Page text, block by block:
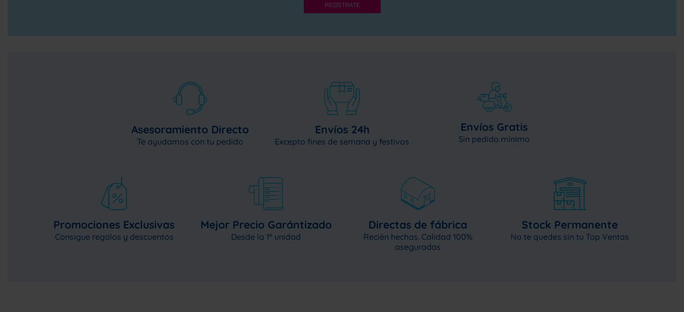
REGÍSTRATE
Asesoramiento Directo
Te ayudamos con tu pedido
Envíos 24h
Excepto fines de semana y festivos
Envíos Gratis
Sin pedido mínimo
Promociones Exclusivas
Consigue regalos y descuentos
Mejor Precio Garántizado
Desde la 1º unidad
Directas de fábrica
Recién hechas. Calidad 100%
aseguradas
Stock Permanente
No te quedes sin tu Top Ventas